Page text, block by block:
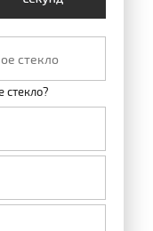
стекло?